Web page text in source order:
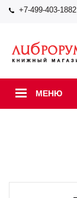
+7-499-403-1882
МЕНЮ